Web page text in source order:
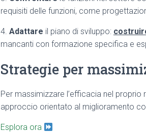
requisiti delle funzioni, come
4. Adattare il piano di sviluppo:
mancanti con formazione specifica e
Strategie per
Per massimizzare l’efficacia nel
approccio orientato al miglioramento
Esplora ora